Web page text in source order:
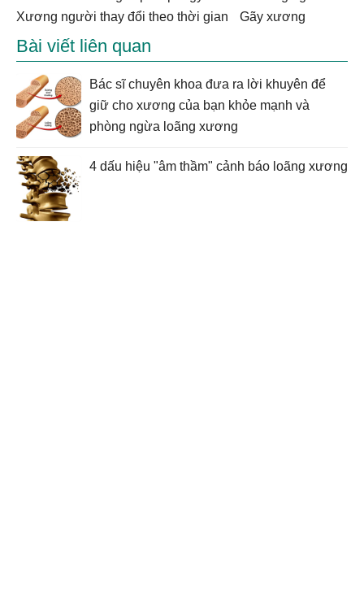
xương người thay đổi theo thời gian
gãy xương
Bài viết liên quan
Bác sĩ chuyên khoa đưa ra lời khuyên để
giữ cho xương của bạn khỏe mạnh và
phòng ngừa loãng xương
4 dấu hiệu "âm thầm" cảnh báo loãng xương